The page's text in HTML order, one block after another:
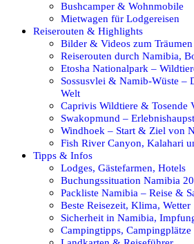
Bushcamper & Wohnmobile
Mietwagen für Lodgereisen
Reiserouten & Highlights
Bilder & Videos zum Träumen
Reiserouten durch Namibia,
Etosha Nationalpark –
Sossusvlei & Namib-Wüste –
Welt
Caprivis Wildtiere & Tosende
Swakopmund –
Windhoek – Start & Ziel von
Fish River Canyon, Kalahari
Tipps & Infos
Lodges, Gästefarmen, Hotels
Buchungssituation Namibia
Packliste Namibia – Reise &
Beste Reisezeit, Klima, Wetter
Sicherheit in Namibia,
Campingtipps, Campingplätze